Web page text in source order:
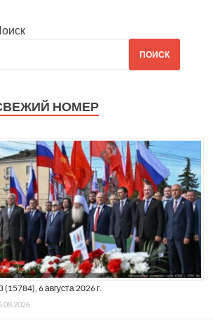
ПОИСК
НОМЕР
(15784), 6 августа 2026 г.